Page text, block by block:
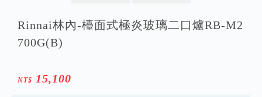
Rinnai林內-檯面式極炎玻璃二口爐RB-M2
700G(B)
NT$ 15,100